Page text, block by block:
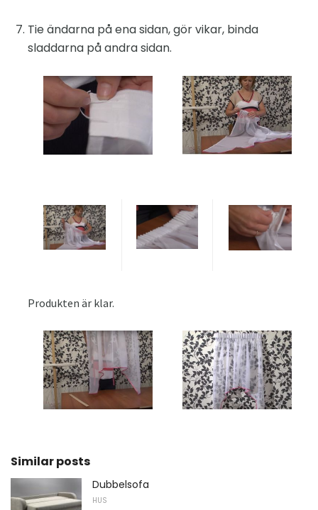
Tie ändarna på ena sidan, gör vikar, binda
sladdarna på andra sidan.
Produkten är klar.
Similar posts
Dubbelsofa
HUS